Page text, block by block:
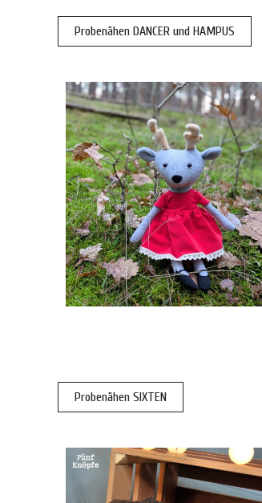
Probenähen DANCER und HAMPUS
Probenähen SIXTEN